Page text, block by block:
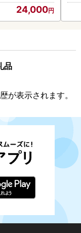
24,000
品
が表示されます。